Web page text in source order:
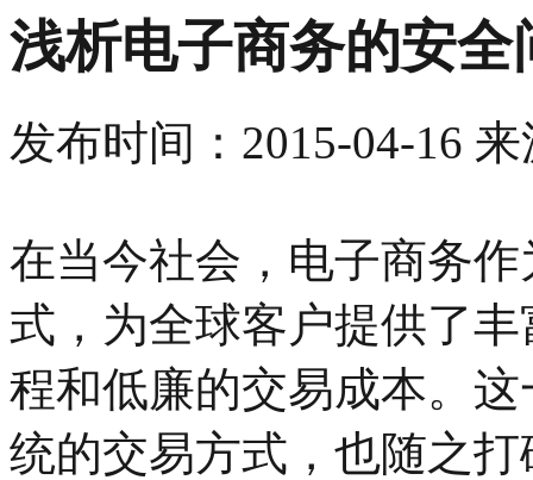
浅析电子商务的安
发布时间： 2015-04-16 来
在当今社会，电子商务
式，为全球客户提供了
程和低廉的交易成本。
统的交易方式，也随之